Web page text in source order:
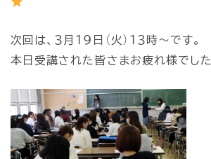
次回は、３月１９日（火）１３時～です。
本日受講された皆さまお疲れ様でした